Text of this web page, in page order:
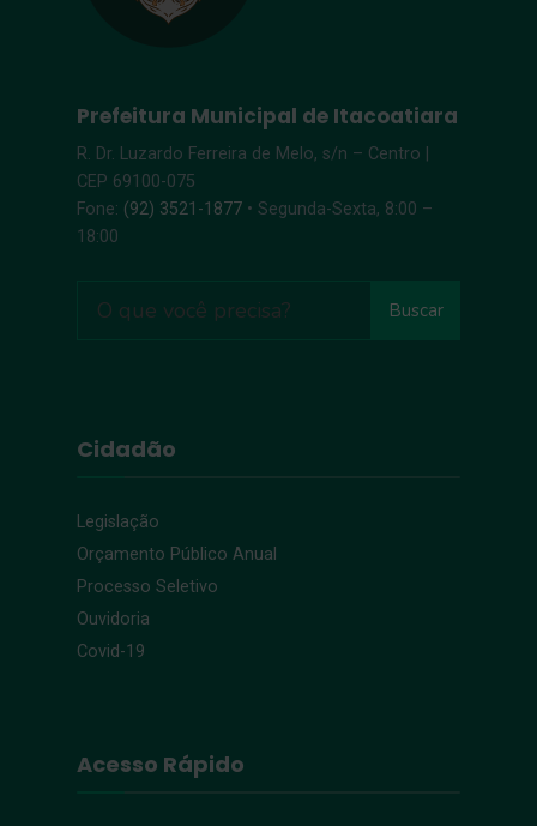
Prefeitura Municipal de Itacoatiara
R. Dr. Luzardo Ferreira de Melo, s/n – Centro |
CEP 69100-075
Fone: (92) 3521-1877 • Segunda-Sexta, 8:00 –
18:00
Buscar
Cidadão
Legislação
Orçamento Público Anual
Processo Seletivo
Ouvidoria
Covid-19
Acesso Rápido